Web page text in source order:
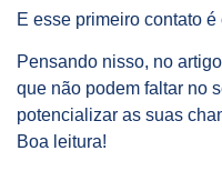
E esse primeiro contato é
Pensando nisso, no
que não podem faltar no
potencializar as suas
Boa leitura!